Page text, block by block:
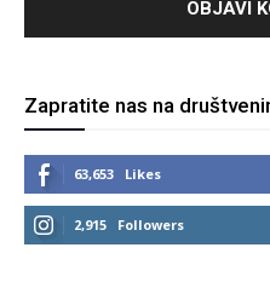
Zapratite nas na
63,653 Likes
2,915 Followers